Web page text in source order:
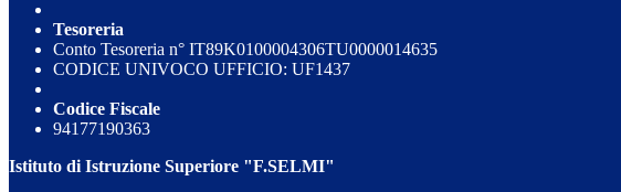
Tesoreria
Conto Tesoreria n° IT89K0100004306TU0000014635
CODICE UNIVOCO UFFICIO: UF1437
Codice Fiscale
94177190363
Istituto di Istruzione Superiore "F.SELMI"